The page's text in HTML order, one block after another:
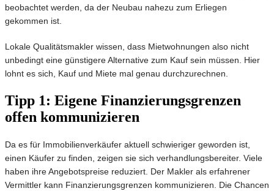
beobachtet werden, da der Neubau nahezu zum Erliegen
gekommen ist.
Lokale Qualitätsmakler wissen, dass Mietwohnungen also nicht
unbedingt eine günstigere Alternative zum Kauf sein müssen. Hier
lohnt es sich, Kauf und Miete mal genau durchzurechnen.
Tipp 1: Eigene Finanzierungsgrenzen
offen kommunizieren
Da es für Immobilienverkäufer aktuell schwieriger geworden ist,
einen Käufer zu finden, zeigen sie sich verhandlungsbereiter. Viele
haben ihre Angebotspreise reduziert. Der Makler als erfahrener
Vermittler kann Finanzierungsgrenzen kommunizieren. Die Chancen